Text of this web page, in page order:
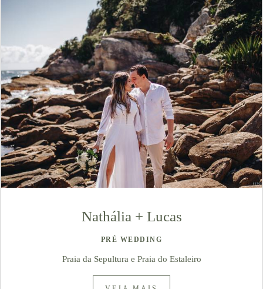
Nathália + Lucas
PRÉ WEDDING
Praia da Sepultura e Praia do Estaleiro